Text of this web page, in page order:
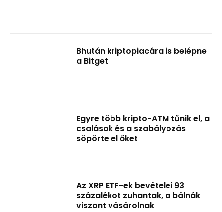
Bhután kriptopiacára is belépne
a Bitget
Egyre több kripto-ATM tűnik el, a
csalások és a szabályozás
söpörte el őket
Az XRP ETF-ek bevételei 93
százalékot zuhantak, a bálnák
viszont vásárolnak